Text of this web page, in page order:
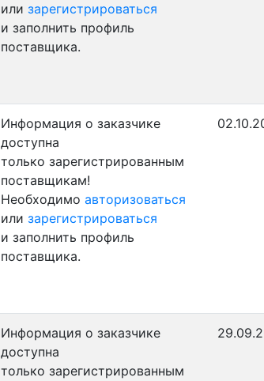
или зарегистрироваться
и заполнить профиль
поставщика.
Информация о заказчике
доступна
только зарегистрированным
поставщикам!
Необходимо авторизоваться
или зарегистрироваться
и заполнить профиль
поставщика.
Информация о заказчике
доступна
только зарегистрированным